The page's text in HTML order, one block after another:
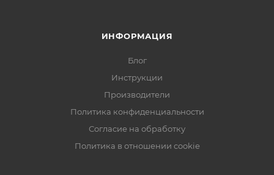
ИНФОРМАЦИЯ
Блог
Инструкции
Производители
Политика конфиденциальности
Согласие на обработку
Политика в отношении cookie